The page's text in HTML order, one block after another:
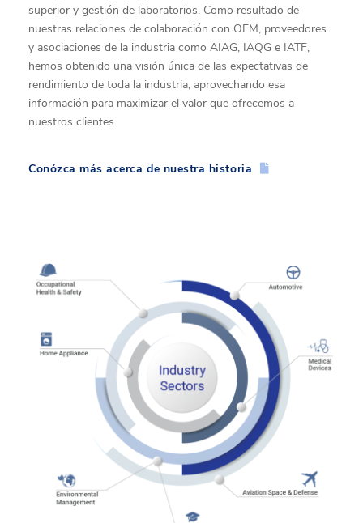
superior y gestión de laboratorios. Como resultado de
nuestras relaciones de colaboración con OEM, proveedores
y asociaciones de la industria como AIAG, IAQG e IATF,
hemos obtenido una visión única de las expectativas de
rendimiento de toda la industria, aprovechando esa
información para maximizar el valor que ofrecemos a
nuestros clientes.
Conózca más acerca de nuestra historia